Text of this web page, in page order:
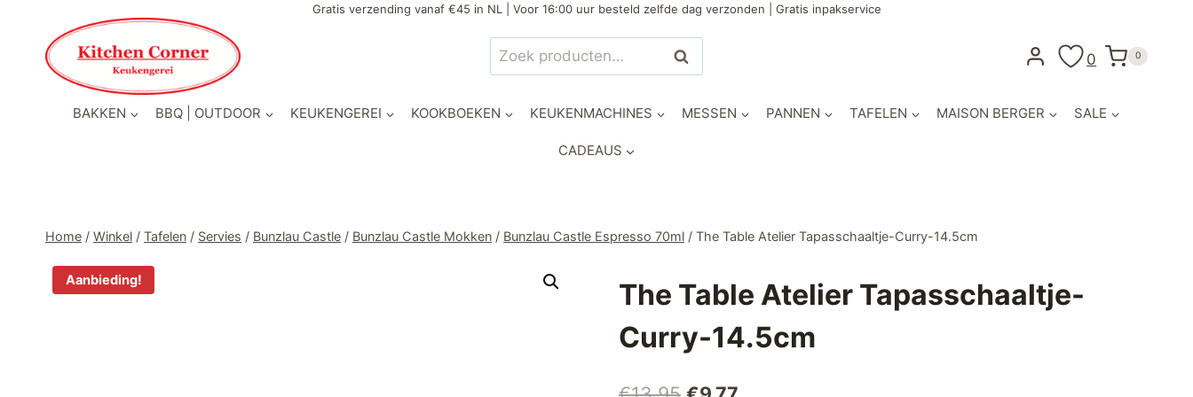
inhoud
Gratis verzending vanaf €45 in NL | Voor 16:00 uur besteld zelfde dag verzonden | Gratis inpakservice
Zoeken
naar:
Zoeken 0 0
BAKKEN BBQ | OUTDOOR KEUKENGEREI KOOKBOEKEN KEUKENMACHINES MESSEN PANNEN TAFELEN MAISON BERGER SALE
CADEAUS
Home / Winkel / Tafelen / Servies / Bunzlau Castle / Bunzlau Castle Mokken / Bunzlau Castle Espresso 70ml / The Table Atelier Tapasschaaltje-Curry-14.5cm
Aanbieding!
The Table Atelier Tapasschaaltje-
Curry-14.5cm
Oorspronkelijke
Huidige